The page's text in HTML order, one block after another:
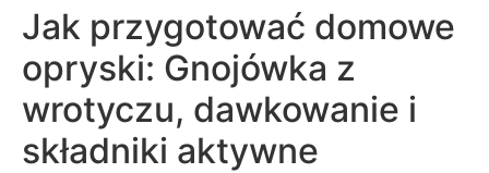
Jak przygotować domowe
opryski: Gnojówka z
wrotyczu, dawkowanie i
składniki aktywne